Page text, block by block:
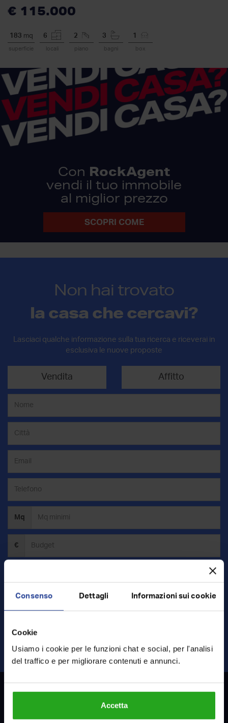
Consenso Dettagli Informazioni sui cookie
Cookie
Usiamo i cookie per le funzioni chat e social, per l'analisi
del traffico e per migliorare contenuti e annunci.
Accetta
€ 115.000
183 mq
superficie
6
locali
2
piano
3
bagni
1
box
Con RockAgent
vendi il tuo immobile
al miglior prezzo
SCOPRI COME
Non hai trovato
la casa che cercavi?
Lasciaci qualche informazione sulla tua ricerca e riceverai in
esclusiva le nuove proposte
Vendita Affitto
Mq
€
Ho letto e accetto